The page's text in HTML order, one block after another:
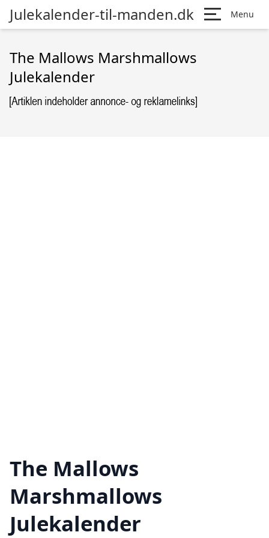
Julekalender-til-manden.dk Menu
The Mallows Marshmallows
Julekalender
The Mallows
Marshmallows
Julekalender